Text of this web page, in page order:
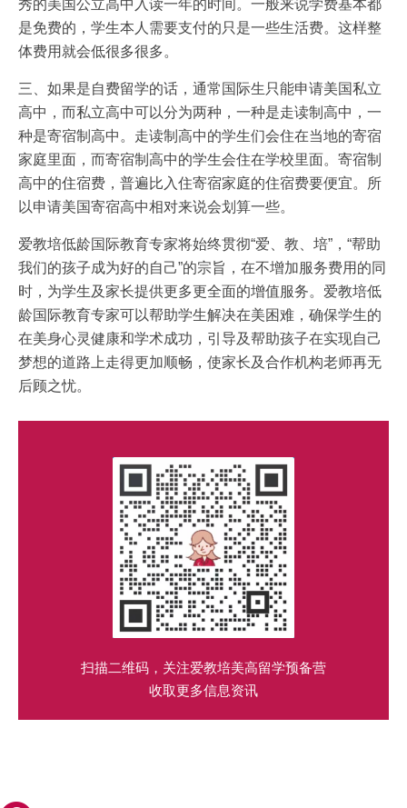
秀的美国公立高中入读一年的时间。一般来说学费基本都
是免费的，学生本人需要支付的只是一些生活费。这样整
体费用就会低很多很多。
三、如果是自费留学的话，通常国际生只能申请美国私立
高中，而私立高中可以分为两种，一种是走读制高中，一
种是寄宿制高中。走读制高中的学生们会住在当地的寄宿
家庭里面，而寄宿制高中的学生会住在学校里面。寄宿制
高中的住宿费，普遍比入住寄宿家庭的住宿费要便宜。所
以申请美国寄宿高中相对来说会划算一些。
爱教培低龄国际教育专家将始终贯彻“爱、教、培”，“帮助
我们的孩子成为好的自己”的宗旨，在不增加服务费用的同
时，为学生及家长提供更多更全面的增值服务。爱教培低
龄国际教育专家可以帮助学生解决在美困难，确保学生的
在美身心灵健康和学术成功，引导及帮助孩子在实现自己
梦想的道路上走得更加顺畅，使家长及合作机构老师再无
后顾之忧。
扫描二维码，关注爱教培美高留学预备营
收取更多信息资讯